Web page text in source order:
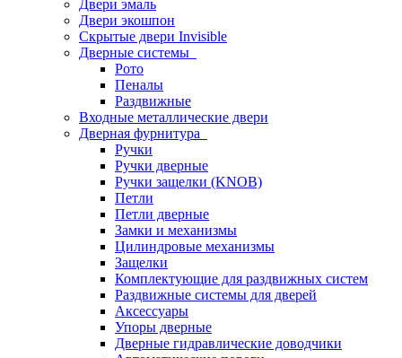
Двери эмаль
Двери экошпон
Скрытые двери Invisible
Дверные системы
Рото
Пеналы
Раздвижные
Входные металлические двери
Дверная фурнитура
Ручки
Ручки дверные
Ручки защелки (KNOB)
Петли
Петли дверные
Замки и механизмы
Цилиндровые механизмы
Защелки
Комплектующие для раздвижных систем
Раздвижные системы для дверей
Аксессуары
Упоры дверные
Дверные гидравлические доводчики